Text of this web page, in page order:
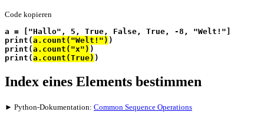
Code kopieren
a = ["Hallo", 5, True, False, True, -8, "Welt!"]
print(a.count("Welt!") )
print(a.count("x") )
print(a.count(True) )
Index eines Elements bestimmen
► Python-Dokumentation: Common Sequence Operations